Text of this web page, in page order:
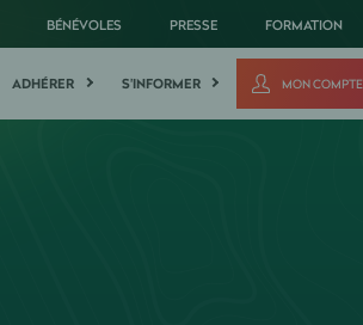
BÉNÉVOLES PRESSE FORMATION
ADHÉRER S'INFORMER MON COMPTE